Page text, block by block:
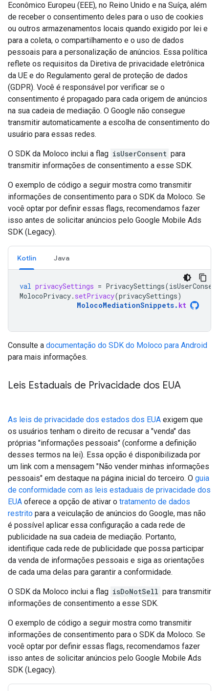
Econômico Europeu (EEE), no Reino Unido e na Suíça, além
de receber o consentimento deles para o uso de cookies
ou outros armazenamentos locais quando exigido por lei e
para a coleta, o compartilhamento e o uso de dados
pessoais para a personalização de anúncios. Essa política
reflete os requisitos da Diretiva de privacidade eletrônica
da UE e do Regulamento geral de proteção de dados
(GDPR). Você é responsável por verificar se o
consentimento é propagado para cada origem de anúncios
na sua cadeia de mediação. O Google não consegue
transmitir automaticamente a escolha de consentimento do
usuário para essas redes.
O SDK da Moloco inclui a flag isUserConsent para
transmitir informações de consentimento a esse SDK.
O exemplo de código a seguir mostra como transmitir
informações de consentimento para o SDK da Moloco. Se
você optar por definir essas flags, recomendamos fazer
isso antes de solicitar anúncios pelo Google Mobile Ads
SDK (Legacy).
Kotlin Java
val privacySettings = PrivacySettings(
MolocoPrivacy. setPrivacy(privacySettings)
MolocoMediationSnippets. kt
Consulte a documentação do SDK do Moloco para Android
para mais informações.
Leis Estaduais de Privacidade dos EUA
As leis de privacidade dos estados dos EUA exigem que
os usuários tenham o direito de recusar a "venda" das
próprias "informações pessoais" (conforme a definição
desses termos na lei). Essa opção é disponibilizada por
um link com a mensagem "Não vender minhas informações
pessoais" em destaque na página inicial do terceiro. O guia
de conformidade com as leis estaduais de privacidade dos
EUA oferece a opção de ativar o tratamento de dados
restrito para a veiculação de anúncios do Google, mas não
é possível aplicar essa configuração a cada rede de
publicidade na sua cadeia de mediação. Portanto,
identifique cada rede de publicidade que possa participar
da venda de informações pessoais e siga as orientações
de cada uma delas para garantir a conformidade.
O SDK da Moloco inclui a flag isDoNotSell para transmitir
informações de consentimento a esse SDK.
O exemplo de código a seguir mostra como transmitir
informações de consentimento para o SDK da Moloco. Se
você optar por definir essas flags, recomendamos fazer
isso antes de solicitar anúncios pelo Google Mobile Ads
SDK (Legacy).